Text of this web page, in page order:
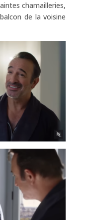
chamailleries,
de la voisine